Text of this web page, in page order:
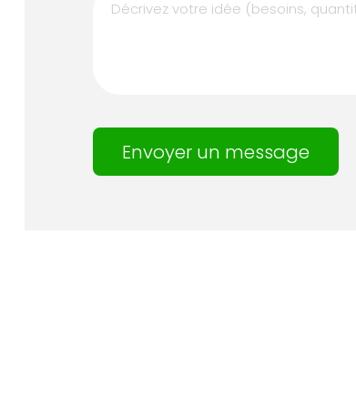
Envoyer un message